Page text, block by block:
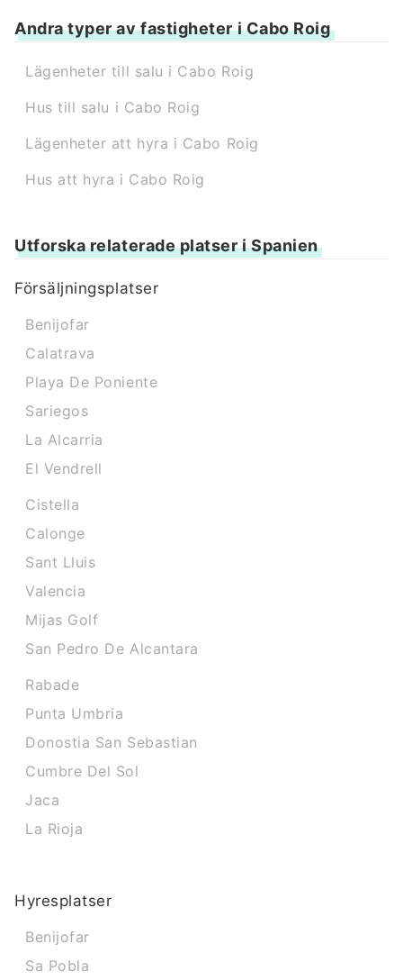
Andra typer av fastigheter i Cabo Roig
Lägenheter till salu i Cabo Roig
Hus till salu i Cabo Roig
Lägenheter att hyra i Cabo Roig
Hus att hyra i Cabo Roig
Utforska relaterade platser i Spanien
Försäljningsplatser
Benijofar
Calatrava
Playa De Poniente
Sariegos
La Alcarria
El Vendrell
Cistella
Calonge
Sant Lluis
Valencia
Mijas Golf
San Pedro De Alcantara
Rabade
Punta Umbria
Donostia San Sebastian
Cumbre Del Sol
Jaca
La Rioja
Hyresplatser
Benijofar
Sa Pobla